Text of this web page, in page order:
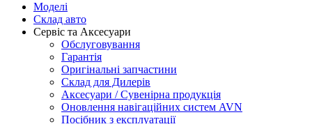
Моделі
Склад авто
Сервіс та Аксесуари
Обслуговування
Гарантія
Оригінальні запчастини
Склад для Дилерів
Аксесуари / Сувенірна продукція
Оновлення навігаційних систем AVN
Посібник з експлуатації